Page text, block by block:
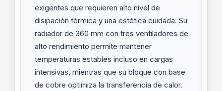
exigentes que requieren alto nivel de
disipación térmica y una estética cuidada. Su
radiador de 360 mm con tres ventiladores de
alto rendimiento permite mantener
temperaturas estables incluso en cargas
intensivas, mientras que su bloque con base
de cobre optimiza la transferencia de calor.